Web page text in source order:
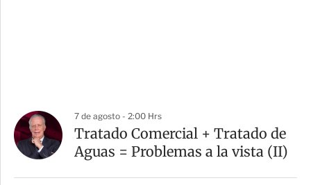
7 de agosto - 2:00 Hrs
Tratado Comercial + Tratado de
Aguas = Problemas a la vista (II)